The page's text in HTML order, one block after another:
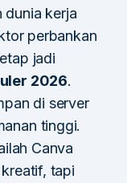
dunia kerja
perbankan
jadi
2026.
di server
tinggi.
Canva
tapi